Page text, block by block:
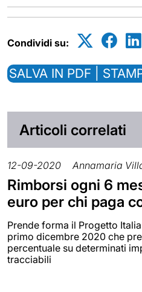
Condividi su:
SALVA IN PDF |
Articoli correlati
12-09-2020 Annamaria
Rimborsi ogni 6
euro per chi paga
Prende forma il Progetto
primo dicembre 2020 che
percentuale su determinati
tracciabili